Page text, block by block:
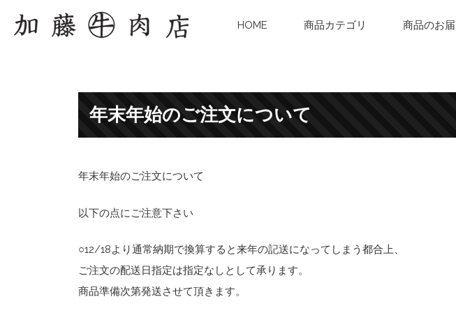
HOME 商品カテゴリ 商品のお
年末年始のご注文について
年末年始のご注文について
以下の点にご注意下さい
○12/18より通常納期で換算すると来年の記送になってしまう都合上、
ご注文の配送日指定は指定なしとして承ります。
商品準備次第発送させて頂きます。